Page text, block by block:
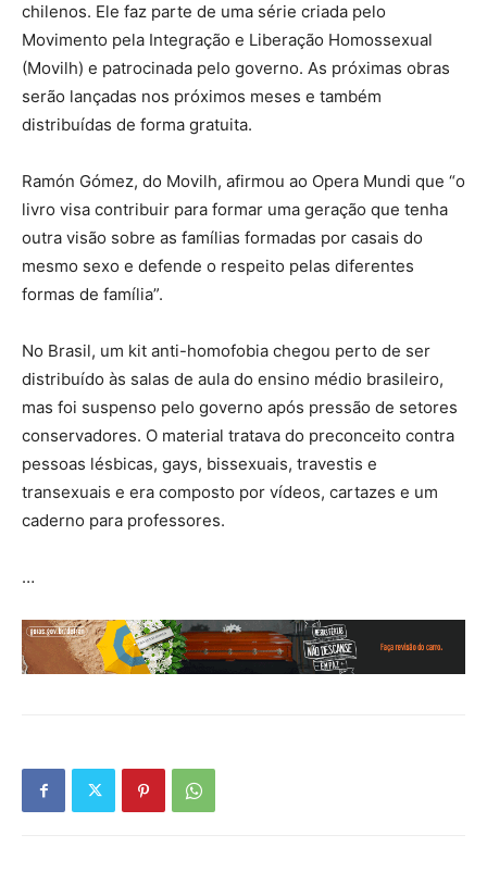
chilenos. Ele faz parte de uma série criada pelo
Movimento pela Integração e Liberação Homossexual
(Movilh) e patrocinada pelo governo. As próximas obras
serão lançadas nos próximos meses e também
distribuídas de forma gratuita.
Ramón Gómez, do Movilh, afirmou ao Opera Mundi que “o
livro visa contribuir para formar uma geração que tenha
outra visão sobre as famílias formadas por casais do
mesmo sexo e defende o respeito pelas diferentes
formas de família”.
No Brasil, um kit anti-homofobia chegou perto de ser
distribuído às salas de aula do ensino médio brasileiro,
mas foi suspenso pelo governo após pressão de setores
conservadores. O material tratava do preconceito contra
pessoas lésbicas, gays, bissexuais, travestis e
transexuais e era composto por vídeos, cartazes e um
caderno para professores.
…